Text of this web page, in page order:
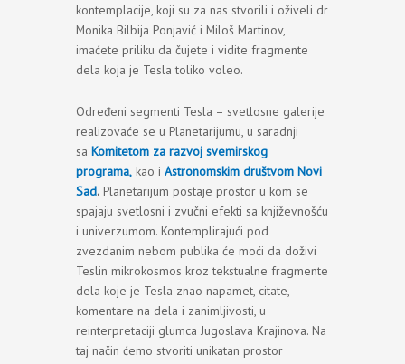
kontemplacije, koji su za nas stvorili i oživeli dr
Monika Bilbija Ponjavić i Miloš Martinov,
imaćete priliku da čujete i vidite fragmente
dela koja je Tesla toliko voleo.
Određeni segmenti Tesla – svetlosne galerije
realizovaće se u Planetarijumu, u saradnji
sa Komitetom za razvoj svemirskog
programa, kao i Astronomskim društvom Novi
Sad. Planetarijum postaje prostor u kom se
spajaju svetlosni i zvučni efekti sa književnošću
i univerzumom. Kontemplirajući pod
zvezdanim nebom publika će moći da doživi
Teslin mikrokosmos kroz tekstualne fragmente
dela koje je Tesla znao napamet, citate,
komentare na dela i zanimljivosti, u
reinterpretaciji glumca Jugoslava Krajinova. Na
taj način ćemo stvoriti unikatan prostor